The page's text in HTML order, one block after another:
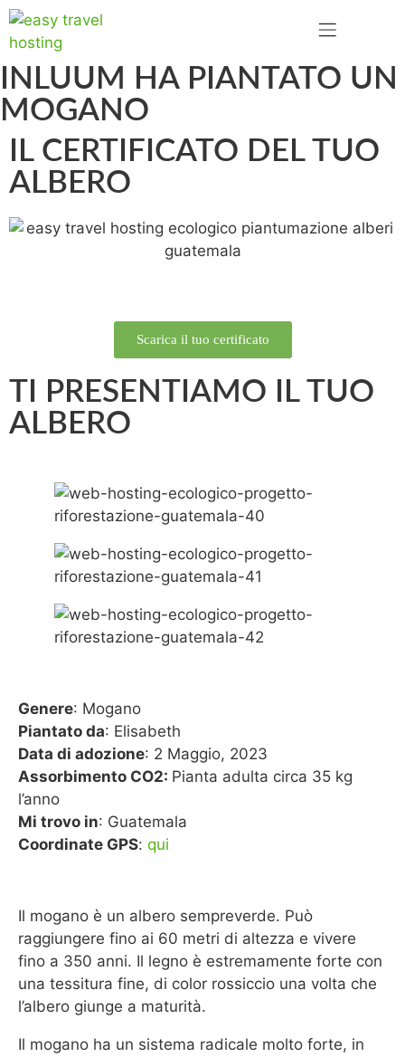
INLUUM HA PIANTATO UN
MOGANO
IL CERTIFICATO DEL TUO
ALBERO
Scarica il tuo certificato
TI PRESENTIAMO IL TUO
ALBERO
Genere: Mogano
Piantato da: Elisabeth
Data di adozione: 2 Maggio, 2023
Assorbimento CO2: Pianta adulta circa 35 kg
l’anno
Mi trovo in: Guatemala
Coordinate GPS: qui
Il mogano è un albero sempreverde. Può
raggiungere fino ai 60 metri di altezza e vivere
fino a 350 anni. Il legno è estremamente forte con
una tessitura fine, di color rossiccio una volta che
l’albero giunge a maturità.
Il mogano ha un sistema radicale molto forte, in